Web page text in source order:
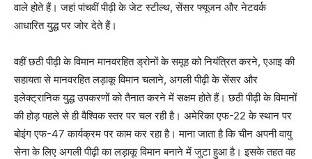
वाले होते हैं। जहां पांचवीं पीढ़ी के जेट स्टील्थ, सेंसर फ्यूजन और नेटवर्क
आधारित युद्ध पर जोर देते हैं।
वहीं छठी पीढ़ी के विमान मानवरहित ड्रोनों के समूह को नियंत्रित करने, एआइ की
सहायता से मानवरहित लड़ाकू विमान चलाने, अगली पीढ़ी के सेंसर और
इलेक्ट्रानिक युद्ध उपकरणों को तैनात करने में सक्षम होते हैं। छठी पीढ़ी के विमानों
की होड़ पहले से ही वैश्विक स्तर पर चल रही है। अमेरिका एफ-22 के स्थान पर
बोइंग एफ-47 कार्यक्रम पर काम कर रहा है। माना जाता है कि चीन अपनी वायु
सेना के लिए अगली पीढ़ी का लड़ाकू विमान बनाने में जुटा हुआ है। इसके तहत वह